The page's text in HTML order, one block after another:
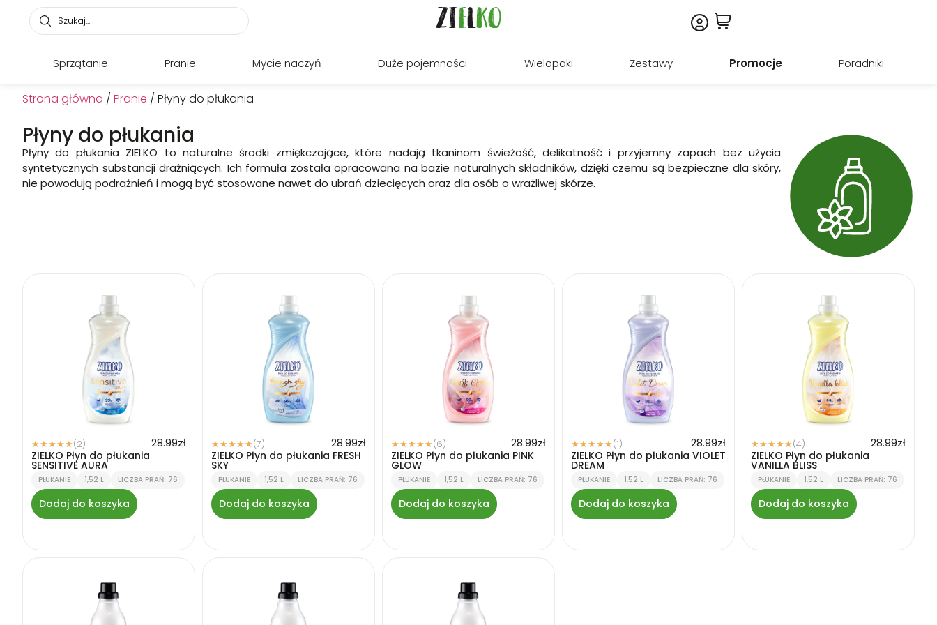
Sprzątanie Pranie Mycie naczyń Duże pojemności Wielopaki Zestawy Promocje Poradniki
Strona główna / Pranie / Płyny do płukania
Płyny do płukania
Płyny do płukania ZIELKO to naturalne środki zmiękczające, które nadają tkaninom świeżość, delikatność i przyjemny zapach bez użycia
syntetycznych substancji drażniących. Ich formuła została opracowana na bazie naturalnych składników, dzięki czemu są bezpieczne dla skóry,
nie powodują podrażnień i mogą być stosowane nawet do ubrań dziecięcych oraz dla osób o wrażliwej skórze.
★★★★★(2) 28.99zł
ZIELKO Płyn do płukania
SENSITIVE AURA
PŁUKANIE 1,52 L LICZBA PRAŃ: 76
Dodaj do koszyka
★★★★★(7) 28.99zł
ZIELKO Płyn do płukania FRESH
SKY
PŁUKANIE 1,52 L LICZBA PRAŃ: 76
Dodaj do koszyka
★★★★★(6) 28.99zł
ZIELKO Płyn do płukania PINK
GLOW
PŁUKANIE 1,52 L LICZBA PRAŃ: 76
Dodaj do koszyka
★★★★★(1) 28.99zł
ZIELKO Płyn do płukania VIOLET
DREAM
PŁUKANIE 1,52 L LICZBA PRAŃ: 76
Dodaj do koszyka
★★★★★(4) 28.99zł
ZIELKO Płyn do płukania
VANILLA BLISS
PŁUKANIE 1,52 L LICZBA PRAŃ: 76
Dodaj do koszyka